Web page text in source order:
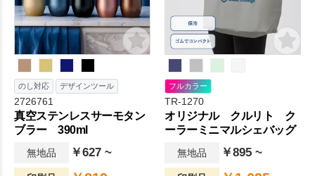
にも人気です。名入れ範囲も
広く会社名やブランドロゴも
目立つシンプルなトートバッ
グです。
のし対応 デザインツール
2726761
真空ステンレスサーモタン
ブラー 390ml
無地品 ￥627 ~
フルカラー
TR-1270
オリジナル クルリト ク
ーラーミニマルシェバッグ
無地品 ￥895 ~